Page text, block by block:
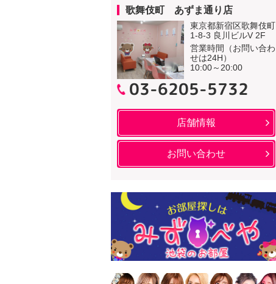
歌舞伎町 あずま通り店
東京都新宿区歌舞伎町
1-8-3 良川ビルV 2F
営業時間（お問い合わ
せは24H）
10:00～20:00
03-6205-5732
店舗情報
お問い合わせ